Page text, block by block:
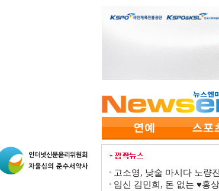
고소영, 낮술 마시다 노량
임신 김민희, 돈 없는 ♥홍